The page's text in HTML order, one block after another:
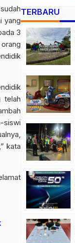
yang
3
telah
siswi
kata
TERBARU